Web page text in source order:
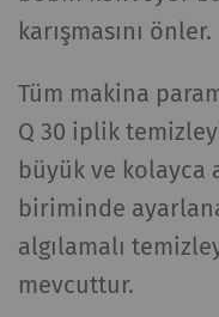
karışmasını önler.
Tüm makina
Q 30 iplik
büyük ve kolayca
biriminde
algılamalı
mevcuttur.